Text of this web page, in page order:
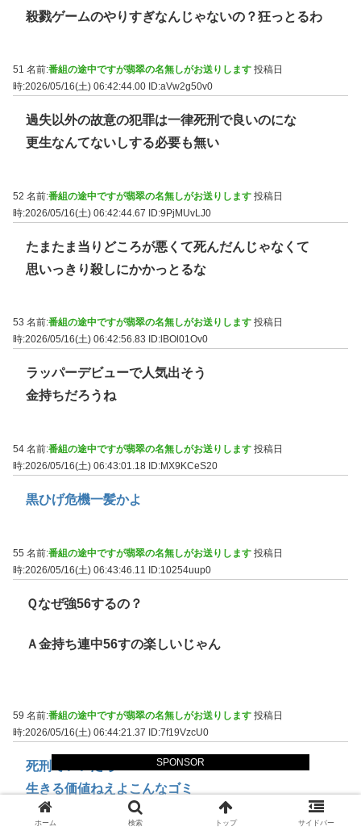
SPONSOR
殺戮ゲームのやりすぎなんじゃないの？狂っとるわ
51 名前:番組の途中ですが翡翠の名無しがお送りします 投稿日
時:2026/05/16(土) 06:42:44.00 ID:aVw2g50v0
過失以外の故意の犯罪は一律死刑で良いのにな
更生なんてないしする必要も無い
52 名前:番組の途中ですが翡翠の名無しがお送りします 投稿日
時:2026/05/16(土) 06:42:44.67 ID:9PjMUvLJ0
たまたま当りどころが悪くて死んだんじゃなくて
思いっきり殺しにかかっとるな
53 名前:番組の途中ですが翡翠の名無しがお送りします 投稿日
時:2026/05/16(土) 06:42:56.83
ID:lBOl01Ov0
ラッパーデビューで人気出そう
金持ちだろうね
54 名前:番組の途中ですが翡翠の名無しがお送りします 投稿日
時:2026/05/16(土) 06:43:01.18 ID:MX9KCeS20
黒ひげ危機一髪かよ
55 名前:番組の途中ですが翡翠の名無しがお送りします 投稿日
時:2026/05/16(土) 06:43:46.11 ID:10254uup0
Ｑなぜ強56するの？
Ａ金持ち連中56すの楽しいじゃん
59 名前:番組の途中ですが翡翠の名無しがお送りします 投稿日
時:2026/05/16(土) 06:44:21.37
ID:7f19VzcU0
死刑でいいだろ
生きる価値ねえよこんなゴミ
ホーム 検索 トップ サイドバー